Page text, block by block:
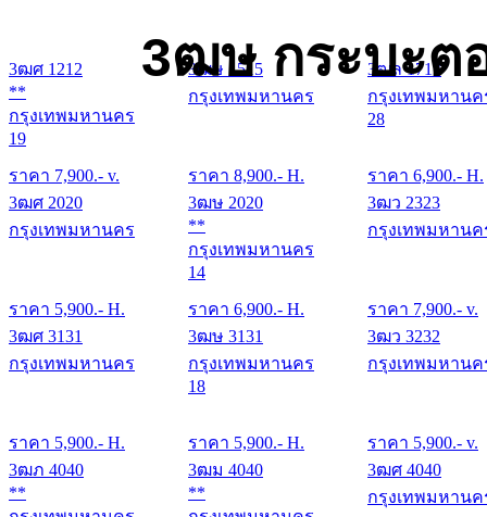
3ฒษ กระบะต
3ฒศ 1212
**
กรุงเทพมหานคร
19
ราคา 7,900.- v.
3ฒษ 1515
กรุงเทพมหานคร
ราคา 8,900.- H.
3ฒล 1717
กรุงเทพมหานค
28
ราคา 6,900.- H.
3ฒศ 2020
กรุงเทพมหานคร
ราคา 5,900.- H.
3ฒษ 2020
**
กรุงเทพมหานคร
14
ราคา 6,900.- H.
3ฒว 2323
กรุงเทพมหานค
ราคา 7,900.- v.
3ฒศ 3131
กรุงเทพมหานคร
ราคา 5,900.- H.
3ฒษ 3131
กรุงเทพมหานคร
18
ราคา 5,900.- H.
3ฒว 3232
กรุงเทพมหานค
ราคา 5,900.- v.
3ฒภ 4040
**
3ฒม 4040
**
3ฒศ 4040
กรุงเทพมหานค